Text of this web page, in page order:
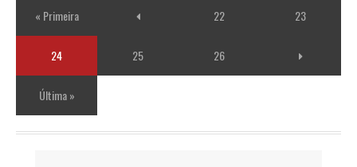
« Primeira 22 23
24 25 26
Última »